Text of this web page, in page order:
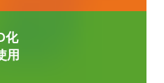
化
用